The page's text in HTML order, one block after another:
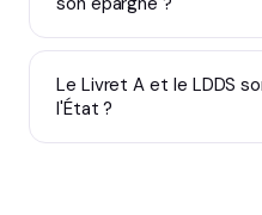
Le Livret A et le LDDS
l'État ?